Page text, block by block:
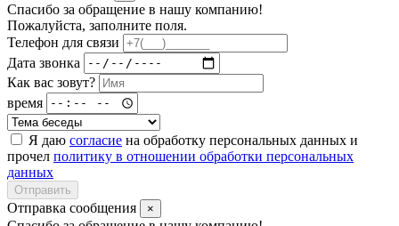
Спасибо за обращение в нашу компанию!
Пожалуйста, заполните поля.
Телефон для связи
Дата звонка
Как вас зовут?
время
Я даю согласие на обработку персональных данных и
прочел политику в отношении обработки персональных
данных
Отправить
Отправка сообщения ×